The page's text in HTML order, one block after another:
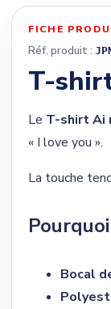
FICHE
Réf. produit :
T-
Le T-shirt Ai
« I love you ».
La touche
Bocal